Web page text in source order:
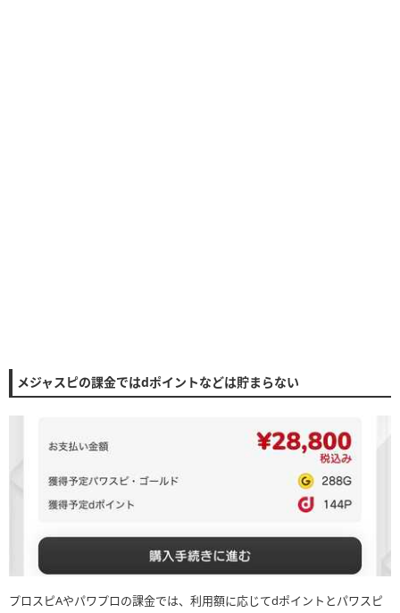
メジャスピの課金ではdポイントなどは貯まらない
プロスピAやパワプロの課金では、利用額に応じてdポイントとパワスピ